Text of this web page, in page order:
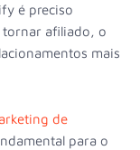
é preciso
tornar afiliado, o
mais
de
para o